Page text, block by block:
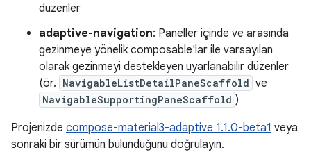
düzenler
adaptive-navigation: Paneller içinde ve arasında
gezinmeye yönelik composable'lar ile varsayılan
olarak gezinmeyi destekleyen uyarlanabilir düzenler
(ör. NavigableListDetailPaneScaffold ve
NavigableSupportingPaneScaffold )
Projenizde compose-material3-adaptive 1.1.0-beta1 veya
sonraki bir sürümün bulunduğunu doğrulayın.